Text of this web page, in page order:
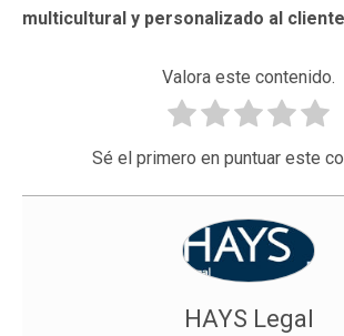
multicultural y personalizado al
Valora este contenido.
Sé el primero en puntuar este
HAYS Legal